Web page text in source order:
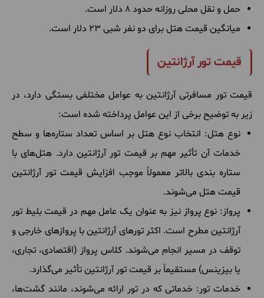
حمل و نقل محلی روزانه حدود 8 دلار است.
میانگین قیمت هتل برای دو نفر شبی 23 دلار است.
قیمت تور آرژانتین
قیمت تور مسافرتی آرژانتین به عوامل مختلفی بستگی دارد، در
زیر به توضیح برخی از این عوامل پرداخته شده است:
نوع هتل: انتخاب نوع هتل بر اساس تعداد ستاره‌ها و سطح
خدمات آن تأثیر مهم بر قیمت تور آرژانتین دارد. هتل‌های با
ستاره بندی بالاتر معمولاً موجب افزایش قیمت تور آرژانتین
قیمت هتل می‌شوند.
پرواز: نوع پرواز نیز به عنوان یک عامل مهم در قیمت بلیط تور
آرژانتین مطرح است. اکثر تورهای آرژانتین با پروازهای خارجی و
توقف در مسیر انجام می‌شوند. کلاس پرواز (اقتصادی، تجاری،
یا بیزینس) مستقیماً بر قیمت تور آرژانتین تأثیر می‌گذارد.
خدمات تور: خدماتی که در تور ارائه می‌شوند، مانند گشت‌ها،